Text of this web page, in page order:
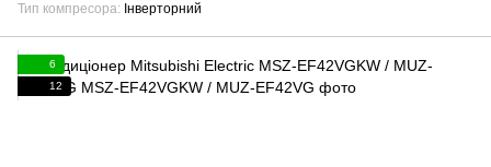
Тип компресора
Інверторний
6
12